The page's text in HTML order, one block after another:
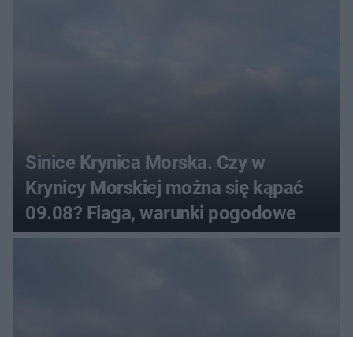
Sinice Krynica Morska. Czy w
Krynicy Morskiej można się kąpać
09.08? Flaga, warunki pogodowe